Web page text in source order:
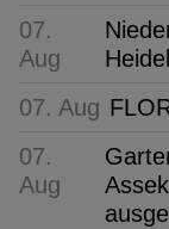
07.
Aug
07. Aug
07.
Aug